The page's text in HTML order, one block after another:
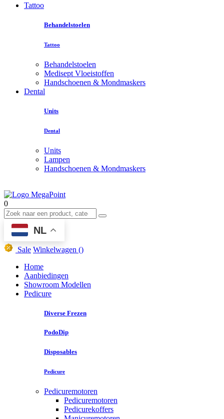
Tattoo
Behandelstoelen
Tattoo
Behandelstoelen
Medisept Vloeistoffen
Handschoenen & Mondmaskers
Dental
Units
Dental
Units
Lampen
Handschoenen & Mondmaskers
0
NL
Sale Winkelwagen ()
Home
Aanbiedingen
Showroom Modellen
Pedicure
Diverse Frezen
PodoDip
Disposables
Pedicure
Pedicuremotoren
Pedicuremotoren
Pedicurekoffers